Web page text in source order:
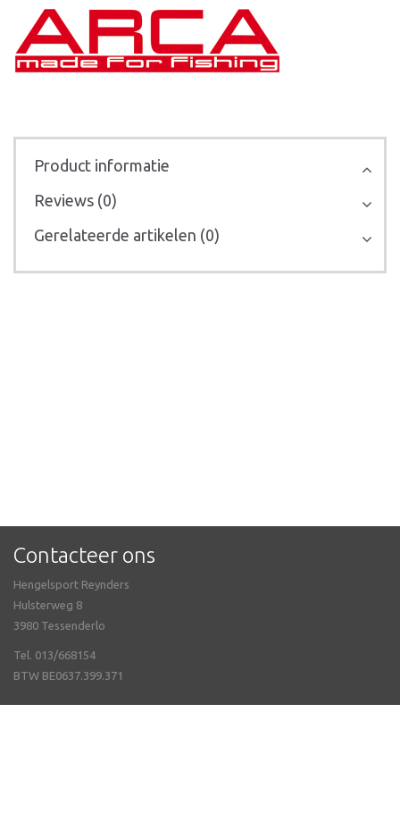
Product informatie
Reviews (0)
Gerelateerde artikelen (0)
Contacteer ons
Hengelsport Reynders
Hulsterweg 8
3980 Tessenderlo
Tel. 013/668154
BTW BE0637.399.371